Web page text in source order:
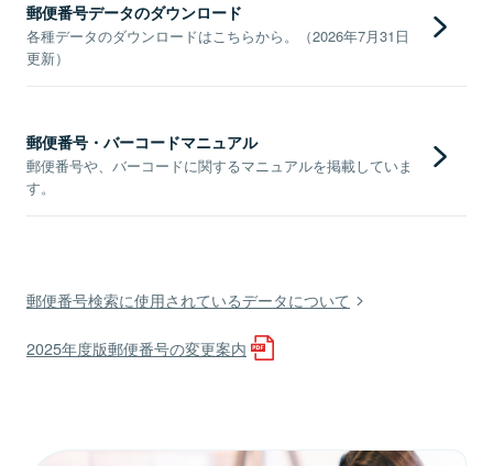
郵便番号データのダウンロード
各種データのダウンロードはこちらから。（2026年7月31日
更新）
郵便番号・バーコードマニュアル
郵便番号や、バーコードに関するマニュアルを掲載していま
す。
郵便番号検索に使用されているデータについて
2025年度版郵便番号の変更案内